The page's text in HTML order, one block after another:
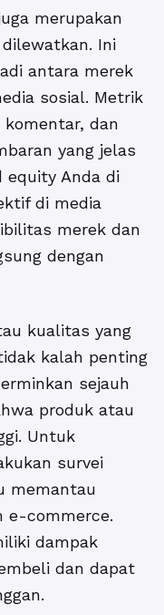
merupakan
Ini
antara merek
sosial. Metrik
dan
yang jelas
equity Anda di
di media
merek dan
dengan
kualitas yang
kalah penting
sejauh
produk atau
Untuk
survei
memantau
e-commerce.
dampak
dan dapat